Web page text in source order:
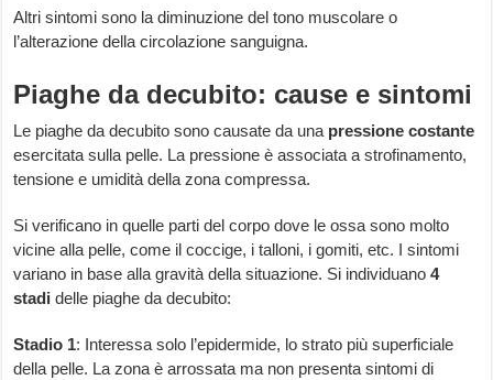
Altri sintomi sono la diminuzione del tono muscolare o
l’alterazione della circolazione sanguigna.
Piaghe da decubito: cause e sintomi
Le piaghe da decubito sono causate da una pressione costante
esercitata sulla pelle. La pressione è associata a strofinamento,
tensione e umidità della zona compressa.
Si verificano in quelle parti del corpo dove le ossa sono molto
vicine alla pelle, come il coccige, i talloni, i gomiti, etc. I sintomi
variano in base alla gravità della situazione. Si individuano4
stadi delle piaghe da decubito:
Stadio 1: Interessa solo l’epidermide, lo strato più superficiale
della pelle. La zona è arrossata ma non presenta sintomi di